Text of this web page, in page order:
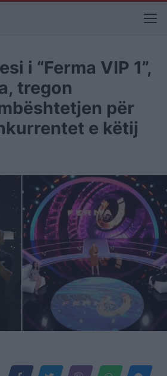
i “Ferma VIP 1”,
tregon
për
e këtij